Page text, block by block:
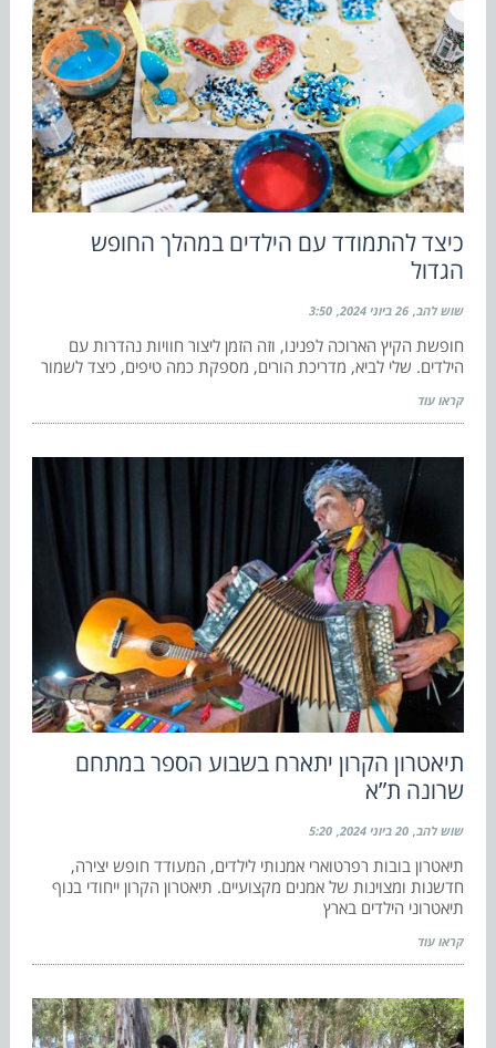
כיצד להתמודד עם הילדים במהלך החופש
הגדול
שוש להב 26 ביוני 2024 3:50
חופשת הקיץ הארוכה לפנינו, וזה הזמן ליצור חוויות נהדרות עם
הילדים. שלי לביא, מדריכת הורים, מספקת כמה טיפים, כיצד לשמור
קראו עוד
תיאטרון הקרון יתארח בשבוע הספר במתחם
שרונה ת”א
שוש להב 20 ביוני 2024 5:20
תיאטרון בובות רפרטוארי אמנותי לילדים, המעודד חופש יצירה,
חדשנות ומצוינות של אמנים מקצועיים. תיאטרון הקרון ייחודי בנוף
תיאטרוני הילדים בארץ
קראו עוד